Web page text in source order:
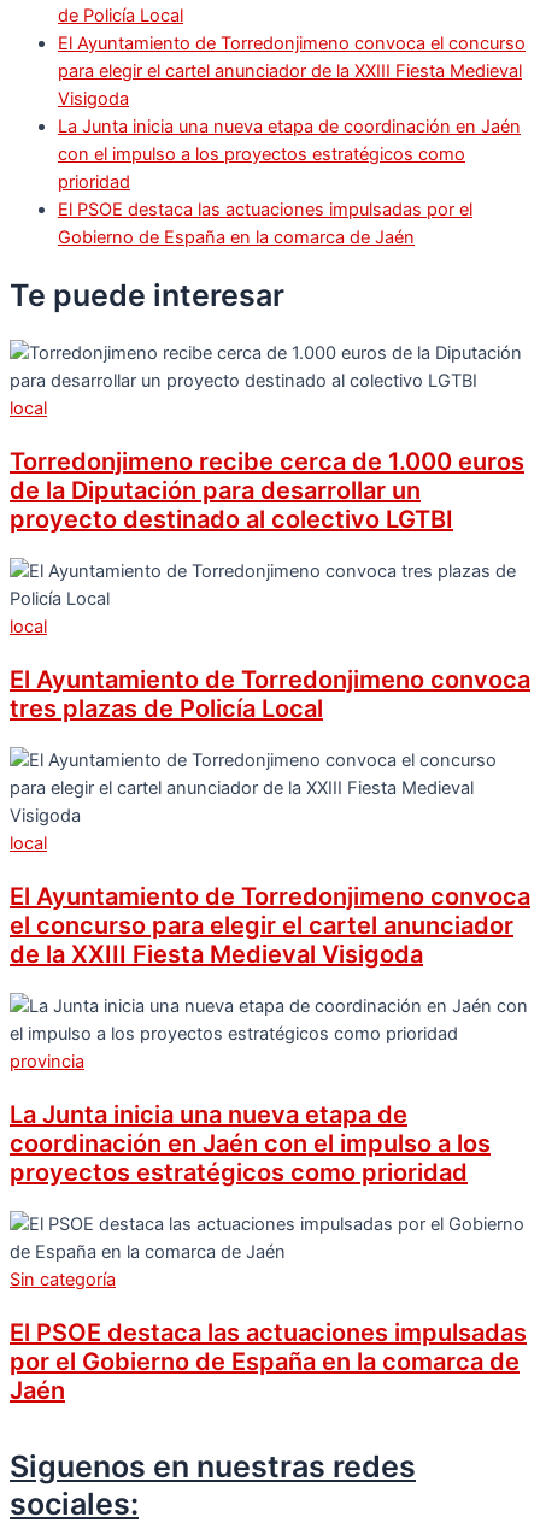
de Policía Local
El Ayuntamiento de Torredonjimeno convoca el concurso
para elegir el cartel anunciador de la XXIII Fiesta Medieval
Visigoda
La Junta inicia una nueva etapa de coordinación en Jaén
con el impulso a los proyectos estratégicos como
prioridad
El PSOE destaca las actuaciones impulsadas por el
Gobierno de España en la comarca de Jaén
Te puede interesar
local
Torredonjimeno recibe cerca de 1.000 euros
de la Diputación para desarrollar un
proyecto destinado al colectivo LGTBI
local
El Ayuntamiento de Torredonjimeno convoca
tres plazas de Policía Local
local
El Ayuntamiento de Torredonjimeno convoca
el concurso para elegir el cartel anunciador
de la XXIII Fiesta Medieval Visigoda
provincia
La Junta inicia una nueva etapa de
coordinación en Jaén con el impulso a los
proyectos estratégicos como prioridad
Sin categoría
El PSOE destaca las actuaciones impulsadas
por el Gobierno de España en la comarca de
Jaén
Siguenos en nuestras redes
sociales: